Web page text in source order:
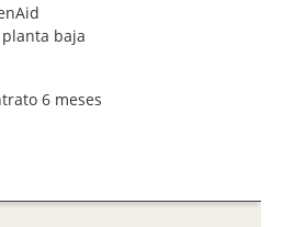
baja
6 meses